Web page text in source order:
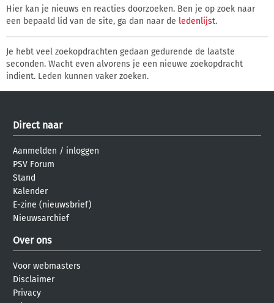
Hier kan je nieuws en reacties doorzoeken. Ben je op zoek naar
een bepaald lid van de site, ga dan naar de ledenlijst.
Je hebt veel zoekopdrachten gedaan gedurende de laatste
seconden. Wacht even alvorens je een nieuwe zoekopdracht
indient. Leden kunnen vaker zoeken.
Direct naar
Aanmelden / inloggen
PSV Forum
Stand
Kalender
E-zine (nieuwsbrief)
Nieuwsarchief
Over ons
Voor webmasters
Disclaimer
Privacy